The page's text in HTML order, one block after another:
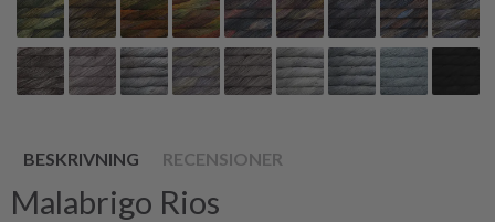
BESKRIVNING RECENSIONER
Malabrigo Rios